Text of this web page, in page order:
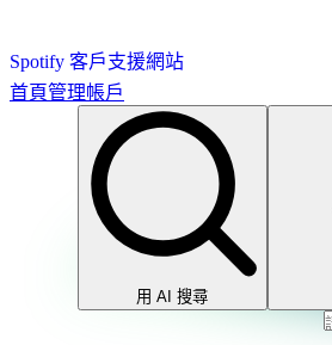
Spotify 客戶支援網站
首頁管理帳戶
用 AI 搜尋